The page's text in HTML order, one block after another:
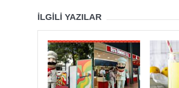
İLGILI YAZILAR